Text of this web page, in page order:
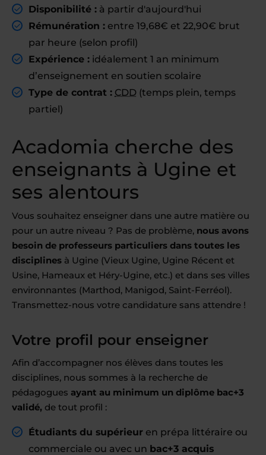
Disponibilité : à partir d'aujourd'hui
Rémunération : entre 19,68€ et 22,90€ brut
par heure (selon profil)
Expérience : idéalement 1 an minimum
d’enseignement en soutien scolaire
Type de contrat : CDD (temps plein, temps
partiel)
Acadomia cherche des
enseignants à Ugine et
ses alentours
Vous souhaitez enseigner dans une autre matière ou
pour un autre niveau ? Pas de problème, nous avons
besoin de professeurs particuliers dans toutes les
disciplines à Ugine (Vieux Ugine, Ugine Récent et
Usine, Hameaux et Héry-Ugine, etc.) et dans ses villes
environnantes (Marthod, Manigod, Saint-Ferréol).
Transmettez-nous votre candidature sans attendre !
Votre profil pour enseigner
Afin d’accompagner nos élèves dans toutes les
disciplines, nous sommes à la recherche de
pédagogues ayant au minimum un diplôme bac+3
validé, de tout profil :
Étudiants du supérieur en prépa littéraire ou
commerciale ou avec un bac+3 acquis